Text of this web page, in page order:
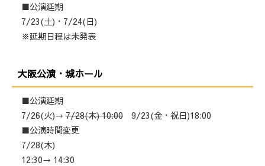
■公演延期
7/23(土)・7/24(日)
※延期日程は未発表
大阪公演・城ホール
■公演延期
7/26(火)→ 7/28(木) 10:00 9/23(金・祝日)18:00
■公演時間変更
7/28(木)
12:30→ 14:30